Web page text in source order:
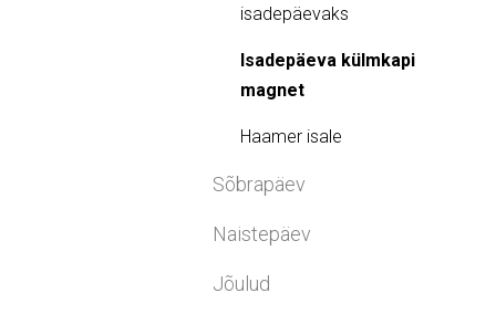
isadepäevaks
Isadepäeva külmkapi
magnet
Haamer isale
Sõbrapäev
Naistepäev
Jõulud